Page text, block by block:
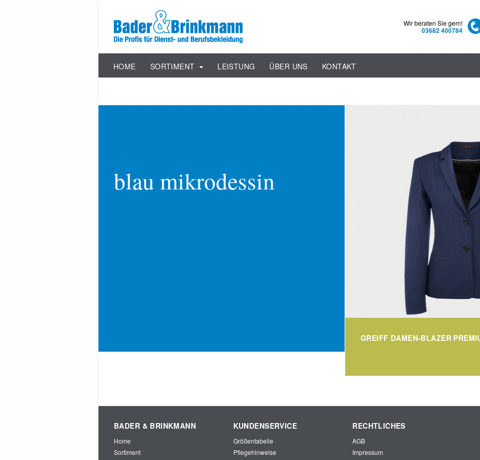
Wir beraten Sie gern!
03682 400784
HOME SORTIMENT LEISTUNG ÜBER UNS KONTAKT
blau mikrodessin
GREIFF DAMEN-BLAZER
BADER & BRINKMANN
Home
Sortiment
KUNDENSERVICE
Größentabelle
Pflegehinweise
RECHTLICHES
AGB
Impressum